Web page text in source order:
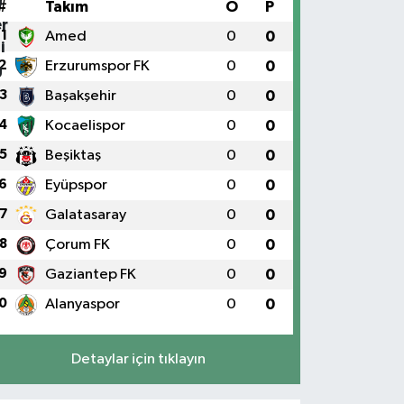
Takım O P
1 Amed 0 0
Erzurumspor FK 0 0
3 Başakşehir 0 0
Kocaelispor 0 0
5 Beşiktaş 0 0
Eyüpspor 0 0
7 Galatasaray 0 0
8 Çorum FK 0 0
Gaziantep FK 0 0
Alanyaspor 0 0
Detaylar için tıklayın